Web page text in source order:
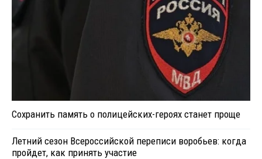
Сохранить память о полицейских-героях станет проще
Летний сезон Всероссийской переписи воробьев: когда
пройдет, как принять участие